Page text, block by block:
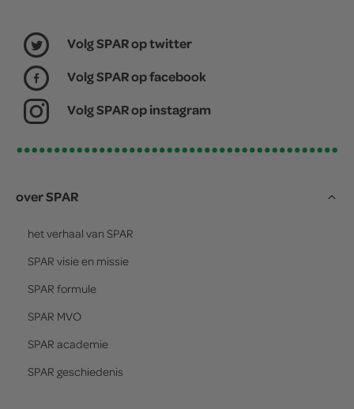
Volg SPAR op twitter
Volg SPAR op facebook
Volg SPAR op instagram
over SPAR
het verhaal van SPAR
SPAR visie en missie
SPAR formule
SPAR MVO
SPAR academie
SPAR geschiedenis